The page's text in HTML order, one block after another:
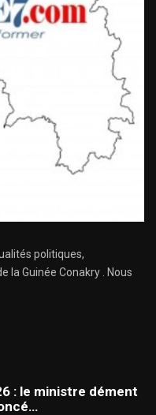
politiques,
la Guinée Conakry . Nous
: le ministre dément